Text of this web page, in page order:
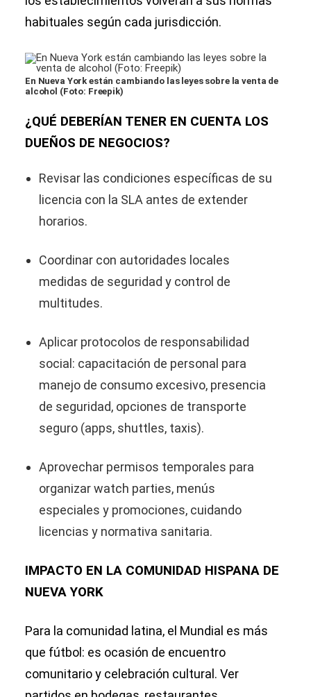
habituales según cada jurisdicción.
En Nueva York están cambiando las leyes sobre la venta de
alcohol (Foto: Freepik)
¿QUÉ DEBERÍAN TENER EN CUENTA LOS
DUEÑOS DE NEGOCIOS?
Revisar las condiciones específicas de su
licencia con la SLA antes de extender
horarios.
Coordinar con autoridades locales
medidas de seguridad y control de
multitudes.
Aplicar protocolos de responsabilidad
social: capacitación de personal para
manejo de consumo excesivo, presencia
de seguridad, opciones de transporte
seguro (apps, shuttles, taxis).
Aprovechar permisos temporales para
organizar watch parties, menús
especiales y promociones, cuidando
licencias y normativa sanitaria.
IMPACTO EN LA COMUNIDAD HISPANA DE
NUEVA YORK
Para la comunidad latina, el Mundial es más
que fútbol: es ocasión de encuentro
comunitario y celebración cultural. Ver